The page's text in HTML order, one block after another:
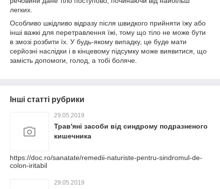
легких.
Особливо шкідливо відразу після швидкого прийняти їжу або
інші важкі для перетравлення їжі, тому що тіло не може бути
в змозі розбити їх. У будь-якому випадку, це буде мати
серйозні наслідки і в кінцевому підсумку може виявитися, що
замість допомоги, голод, а тобі боляче.
Інші статті рубрики
29.05.2019
Трав'яні засоби від синдрому подразненого
кишечника
https://doc.ro/sanatate/remedii-naturiste-pentru-sindromul-de-
colon-iritabil
29.05.2019